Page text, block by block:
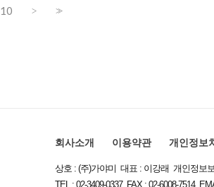
10 > >>
회사소개 이용약관 개인정보
상호 : (주)가야미 대표 : 이강래 개인정보
TEL : 02-3409-0337 FAX : 02-6008-7514